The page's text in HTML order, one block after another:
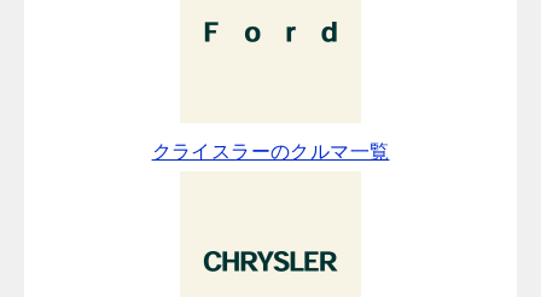
クライスラーのクルマ一覧